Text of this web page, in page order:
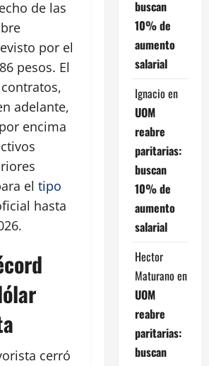
de las
por el
pesos. El
adelante,
encima
el tipo
hasta
cerró
buscan
10% de
aumento
salarial
Ignacio en
UOM
reabre
paritarias:
buscan
10% de
aumento
salarial
Hector
Maturano en
UOM
reabre
paritarias:
buscan